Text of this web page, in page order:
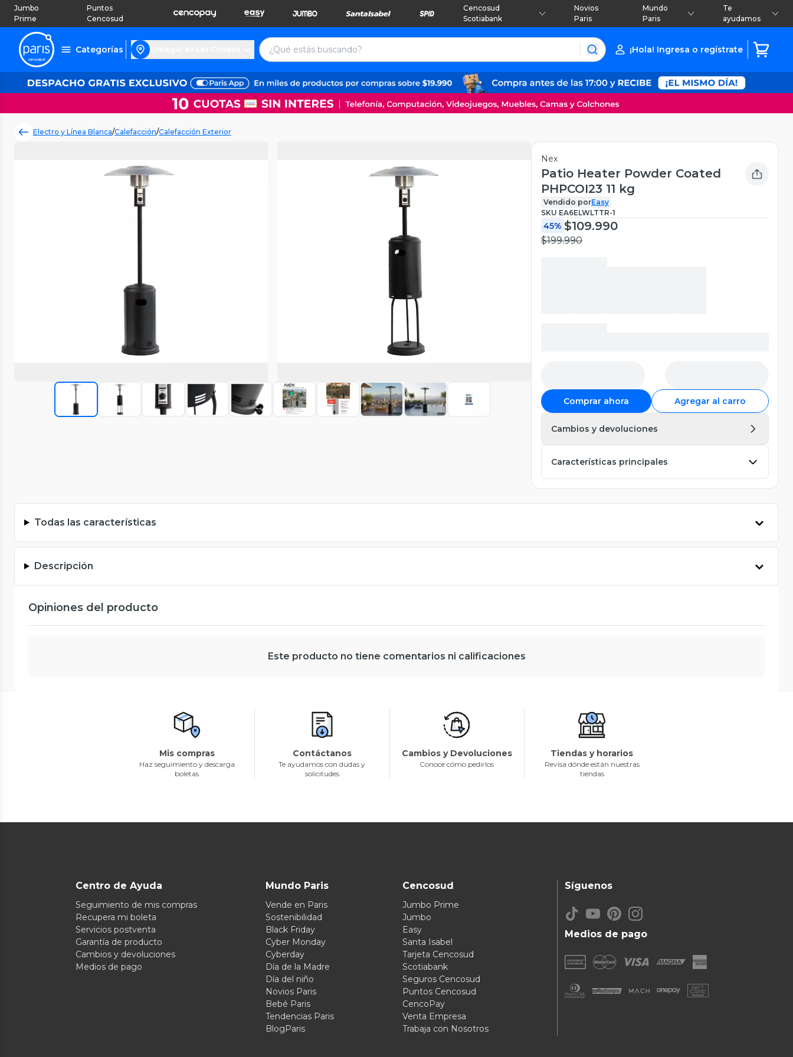
Jumbo
Prime
Puntos
Cencosud
Cencosud
Scotiabank
Novios
Paris
Mundo
Paris
Te
ayudamos
Categorías ¡Hola! Ingresa o regístrate
Electro y Línea Blanca/Calefacción/Calefacción Exterior
Nex
Patio Heater Powder Coated
PHPCOI23 11 kg
Vendido porEasy
SKU EA6ELWLTTR-1
45% $109.990
$199.990
Comprar ahora Agregar al carro
Cambios y devoluciones
Características principales
Todas las características
Descripción
Opiniones del producto
Este producto no tiene comentarios ni calificaciones
Mis compras
Haz seguimiento y descarga
boletas
Contáctanos
Te ayudamos con dudas y
solicitudes
Cambios y Devoluciones
Conoce cómo pedirlos
Tiendas y horarios
Revisa dónde están nuestras
tiendas
Centro de Ayuda
Seguimiento de mis compras
Recupera mi boleta
Servicios postventa
Garantía de producto
Cambios y devoluciones
Medios de pago
Mundo Paris
Vende en Paris
Sostenibilidad
Black Friday
Cyber Monday
Cyberday
Día de la Madre
Día del niño
Novios Paris
Bebé Paris
Tendencias Paris
BlogParis
Cencosud
Jumbo Prime
Jumbo
Easy
Santa Isabel
Tarjeta Cencosud
Scotiabank
Seguros Cencosud
Puntos Cencosud
CencoPay
Venta Empresa
Trabaja con Nosotros
Medios de pago
Síguenos